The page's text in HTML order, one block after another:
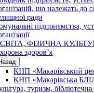
що належать до
ради
підприємства,
ФІЗИЧНА
здоров’я
КНП «Макарівський
КНП «Макарівська
туризм,